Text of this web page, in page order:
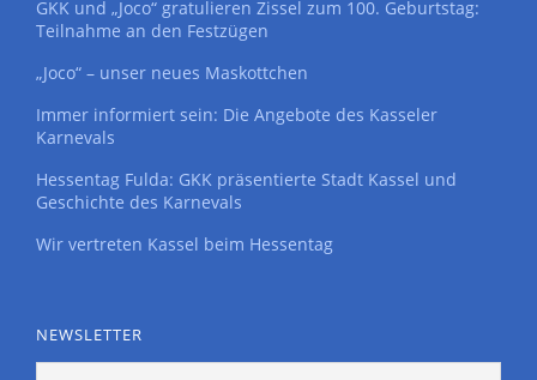
GKK und „Joco“ gratulieren Zissel zum 100. Geburtstag:
Teilnahme an den Festzügen
„Joco“ – unser neues Maskottchen
Immer informiert sein: Die Angebote des Kasseler
Karnevals
Hessentag Fulda: GKK präsentierte Stadt Kassel und
Geschichte des Karnevals
Wir vertreten Kassel beim Hessentag
NEWSLETTER